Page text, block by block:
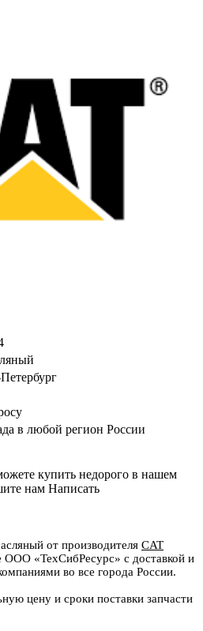
в любой регион России
купить недорого в нашем
нам Написать
от производителя CAT
ООО «ТехСибРесурс» с доставкой и
во все города России.
цену и сроки поставки запчасти